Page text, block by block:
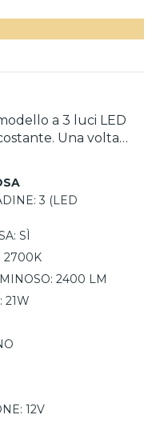
a 3 luci LED
Una volta
e scale. Il faretto
La
Con una durata
3 (LED
SÌ
2700K
2400 LM
21W
12V